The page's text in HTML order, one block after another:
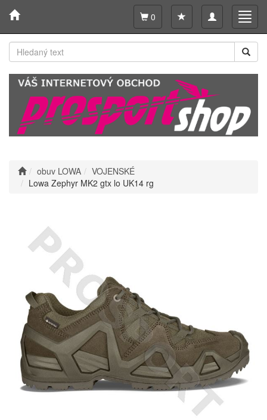
Toggle
navigation
0
obuv LOWA
VOJENSKÉ
Lowa Zephyr MK2 gtx lo UK14 rg